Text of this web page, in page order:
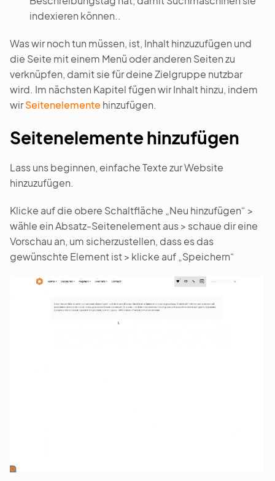
indexieren können..
Was wir noch tun müssen, ist, Inhalt hinzuzufügen und
die Seite mit einem Menü oder anderen Seiten zu
verknüpfen, damit sie für deine Zielgruppe nutzbar
wird. Im nächsten Kapitel fügen wir Inhalt hinzu, indem
wirSeitenelemente hinzufügen.
Seitenelemente hinzufügen
Lass uns beginnen, einfache Texte zur Website
hinzuzufügen.
Klicke auf die obere Schaltfläche „Neu hinzufügen“ >
wähle ein Absatz-Seitenelement aus > schaue dir eine
Vorschau an, um sicherzustellen, dass es das
gewünschte Element ist > klicke auf „Speichern“